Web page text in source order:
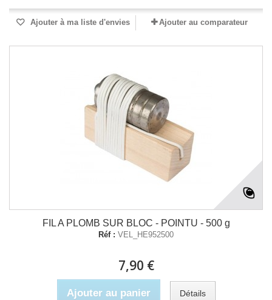
Ajouter à ma liste d'envies Ajouter au comparateur
FIL A PLOMB SUR BLOC - POINTU - 500 g
Réf : VEL_HE952500
7,90 €
Ajouter au panier Détails